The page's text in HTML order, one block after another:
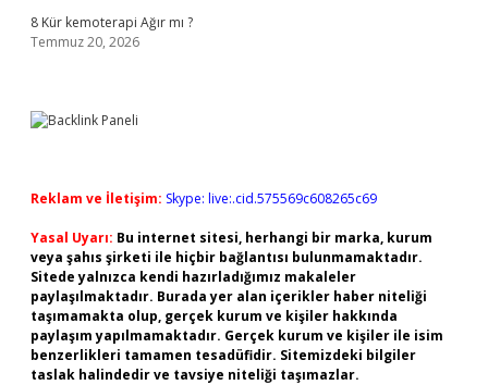
8 Kür kemoterapi Ağır mı ?
Temmuz 20, 2026
Reklam ve İletişim: Skype: live:.cid.575569c608265c69
Yasal Uyarı: Bu internet sitesi, herhangi bir marka, kurum
veya şahıs şirketi ile hiçbir bağlantısı bulunmamaktadır.
Sitede yalnızca kendi hazırladığımız makaleler
paylaşılmaktadır. Burada yer alan içerikler haber niteliği
taşımamakta olup, gerçek kurum ve kişiler hakkında
paylaşım yapılmamaktadır. Gerçek kurum ve kişiler ile isim
benzerlikleri tamamen tesadüfidir. Sitemizdeki bilgiler
taslak halindedir ve tavsiye niteliği taşımazlar.